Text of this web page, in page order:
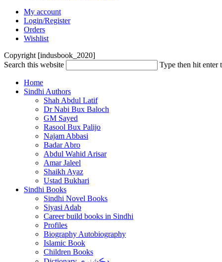
My account
Login/Register
Orders
Wishlist
Copyright [indusbook_2020]
Search this website
Type then hit enter
Home
Sindhi Authors
Shah Abdul Latif
Dr Nabi Bux Baloch
GM Sayed
Rasool Bux Palijo
Najam Abbasi
Badar Abro
Abdul Wahid Arisar
Amar Jaleel
Shaikh Ayaz
Ustad Bukhari
Sindhi Books
Sindhi Novel Books
Siyasi Adab
Career build books in Sindhi
Profiles
Biography Autobiography
Islamic Book
Children Books